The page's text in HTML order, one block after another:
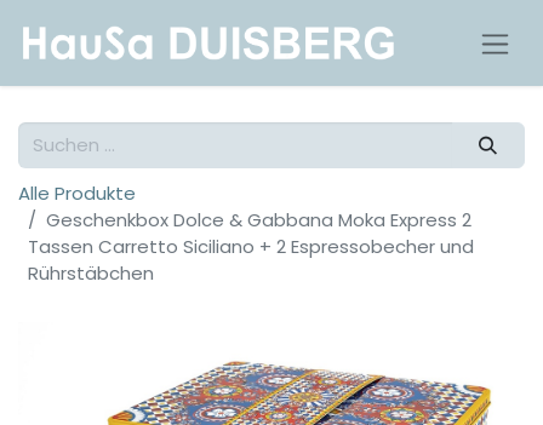
Alle Produkte
Geschenkbox Dolce & Gabbana Moka Express 2
Tassen Carretto Siciliano + 2 Espressobecher und
Rührstäbchen